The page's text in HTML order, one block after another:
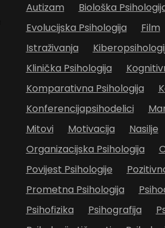
Autizam Biološka
Evolucijska Psihologija
Film
Istraživanja
Klinička Psihologija
Komparativna Psihologija
Konferencijapsihodelici
Mitovi
Motivacija Nasilje
Organizacijska Psihologija
Povijest Psihologije
Prometna Psihologija
Psihofizika
Psihografija